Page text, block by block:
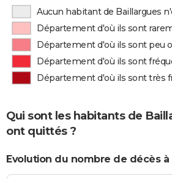
Aucun habitant de Baillargues
Département d'où ils sont
Département d'où ils sont peu
Département d'où ils sont
Département d'où ils sont très
Qui sont les habitants de
ont quittés ?
Evolution du nombre de décès à